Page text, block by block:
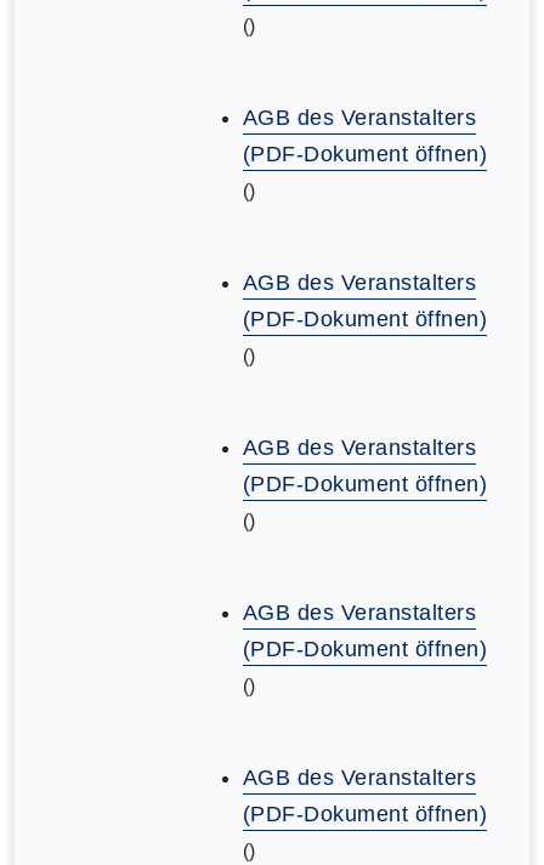
()
AGB des Veranstalters
(PDF-Dokument öffnen)
()
AGB des Veranstalters
(PDF-Dokument öffnen)
()
AGB des Veranstalters
(PDF-Dokument öffnen)
()
AGB des Veranstalters
(PDF-Dokument öffnen)
()
AGB des Veranstalters
(PDF-Dokument öffnen)
()